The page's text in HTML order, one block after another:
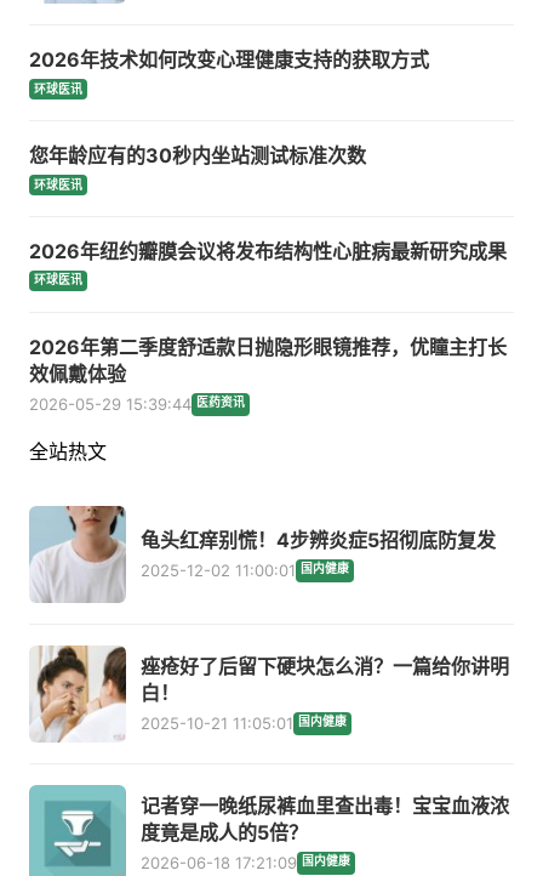
2026年技术如何改变心理健康支持的获取方式
环球医讯
您年龄应有的30秒内坐站测试标准次数
环球医讯
2026年纽约瓣膜会议将发布结构性心脏病最新研究成果
环球医讯
2026年第二季度舒适款日抛隐形眼镜推荐，优瞳主打长
效佩戴体验
2026-05-29 15:39:44 医药资讯
全站热文
龟头红痒别慌！4步辨炎症5招彻底防复发
2025-12-02 11:00:01 国内健康
痤疮好了后留下硬块怎么消？一篇给你讲明
白！
2025-10-21 11:05:01 国内健康
记者穿一晚纸尿裤血里查出毒！宝宝血液浓
度竟是成人的5倍？
2026-06-18 17:21:09 国内健康